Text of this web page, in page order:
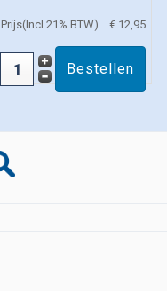
Prijs(Incl.21% BTW) € 12,95